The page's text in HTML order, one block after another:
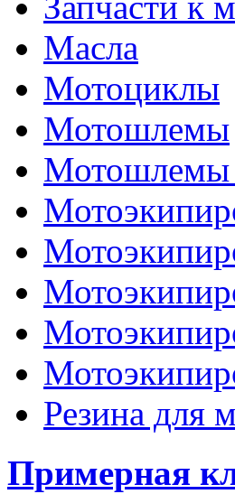
Масла
Мотоциклы
Мотошлемы
Мотошлемы
Резина для
Примерная